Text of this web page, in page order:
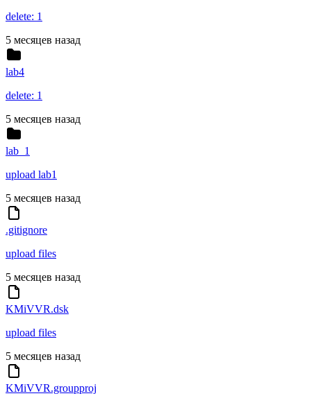
delete: 1
5 месяцев назад
lab4
delete: 1
5 месяцев назад
lab_1
upload lab1
5 месяцев назад
.gitignore
upload files
5 месяцев назад
KMiVVR.dsk
upload files
5 месяцев назад
KMiVVR.groupproj